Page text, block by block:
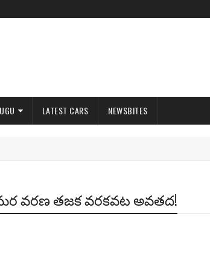
LATEST CARS NEWSBITES
మర వరణ తజక వరకవట అవతద!